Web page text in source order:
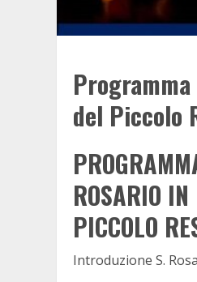
del Piccolo
ROSARIO
PICCOLO
Introduzione S.